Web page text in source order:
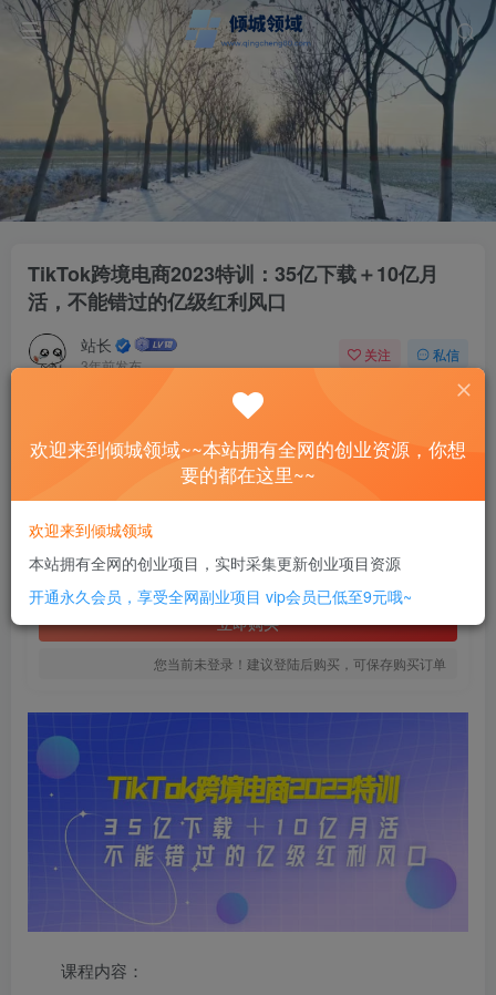
TikTok跨境电商2023特训：35亿下载＋10亿月
活，不能错过的亿级红利风口
站长
3年前发布
关注 私信
TikTok跨境电商2023特训：35亿下载＋10亿月活，不能错过的亿级红利风口
此内容为付费资源，请付费后查看
SVIP全站会员 免费
立即购买
您当前未登录！建议登陆后购买，可保存购买订单
课程内容：
欢迎来到倾城领域~~本站拥有全网的创业资源，你想
要的都在这里~~
欢迎来到倾城领域
本站拥有全网的创业项目，实时采集更新创业项目资源
开通永久会员，享受全网副业项目 vip会员已低至9元哦~